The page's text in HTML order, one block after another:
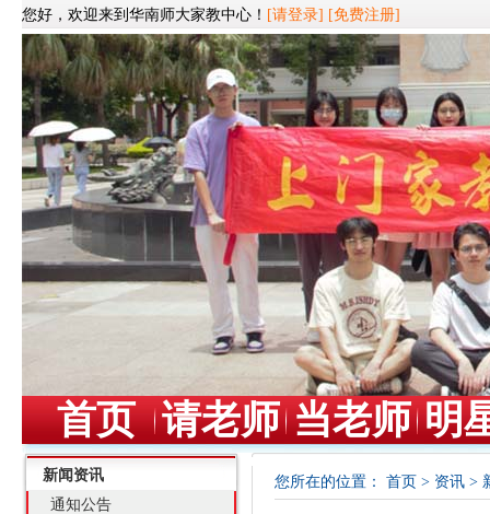
您好，欢迎来到华南师大家教中心！ [请登录] [免费注册]
首页 请老师 当老师 明
新闻资讯
通知公告
您所在的位置： 首页 > 资讯 >